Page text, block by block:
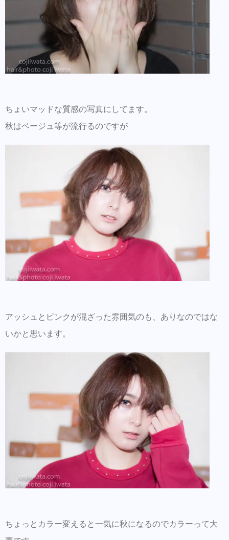
ちょいマッドな質感の写真にしてます。
秋はベージュ等が流行るのですが
アッシュとピンクが混ざった雰囲気のも、ありなのではな
いかと思います。
ちょっとカラー変えると一気に秋になるのでカラーって大